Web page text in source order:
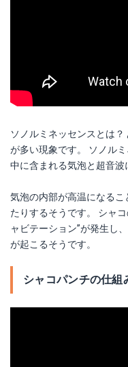
ソノルミネッセンスとは
が多い現象です。 ソノル
中に含まれる気泡と超音波
気泡の内部が高温になる
たりするそうです。 シャ
ャビテーション”が発生し
が起こるそうです。
シャコパンチの仕組